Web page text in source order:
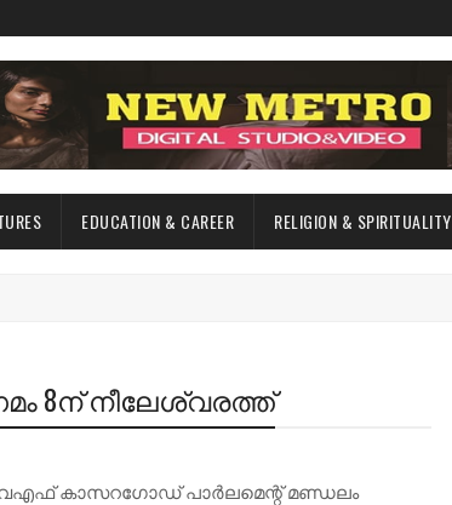
EDUCATION & CAREER RELIGION & SPIRITUALITY
8ന് നീലേശ്വരത്ത്
കാസറഗോഡ് പാർലമെന്റ് മണ്ഡലം